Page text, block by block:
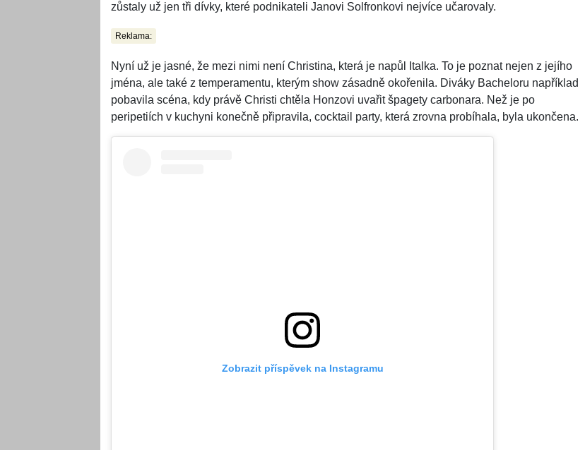
zůstaly už jen tři dívky, které podnikateli Janovi Solfronkovi nejvíce učarovaly.
Reklama:
Nyní už je jasné, že mezi nimi není Christina, která je napůl Italka. To je poznat nejen z jejího
jména, ale také z temperamentu, kterým show zásadně okořenila. Diváky Bacheloru například
pobavila scéna, kdy právě Christi chtěla Honzovi uvařit špagety carbonara. Než je po
peripetiích v kuchyni konečně připravila, cocktail party, která zrovna probíhala, byla ukončena.
Zobrazit příspěvek na Instagramu